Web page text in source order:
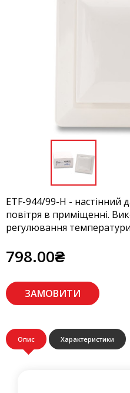
ETF-944/99-H - настінний
повітря в приміщенні.
регулювання
798.00₴
ЗАМОВИТИ
Опис Характеристики